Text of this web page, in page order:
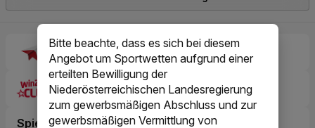
Bitte beachte, dass es sich bei diesem
Angebot um Sportwetten aufgrund einer
erteilten Bewilligung der
Niederösterreichischen Landesregierung
zum gewerbsmäßigen Abschluss und zur
gewerbsmäßigen Vermittlung von